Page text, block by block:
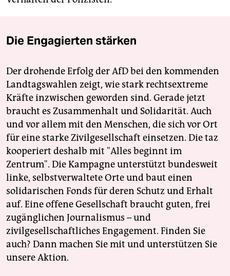
Die Engagierten stärken
Der drohende Erfolg der AfD bei den kommenden
Landtagswahlen zeigt, wie stark rechtsextreme
Kräfte inzwischen geworden sind. Gerade jetzt
braucht es Zusammenhalt und Solidarität. Auch
und vor allem mit den Menschen, die sich vor Ort
für eine starke Zivilgesellschaft einsetzen. Die taz
kooperiert deshalb mit "Alles beginnt im
Zentrum". Die Kampagne unterstützt bundesweit
linke, selbstverwaltete Orte und baut einen
solidarischen Fonds für deren Schutz und Erhalt
auf. Eine offene Gesellschaft braucht guten, frei
zugänglichen Journalismus – und
zivilgesellschaftliches Engagement. Finden Sie
auch? Dann machen Sie mit und unterstützen Sie
unsere Aktion.